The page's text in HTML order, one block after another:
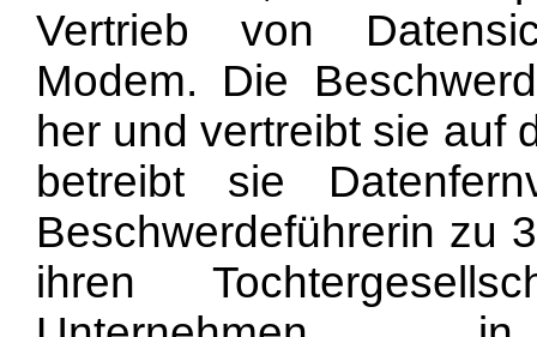
Vertrieb von
Modem. Die
her und vertreibt sie auf
betreibt sie
Beschwerdeführerin zu
ihren